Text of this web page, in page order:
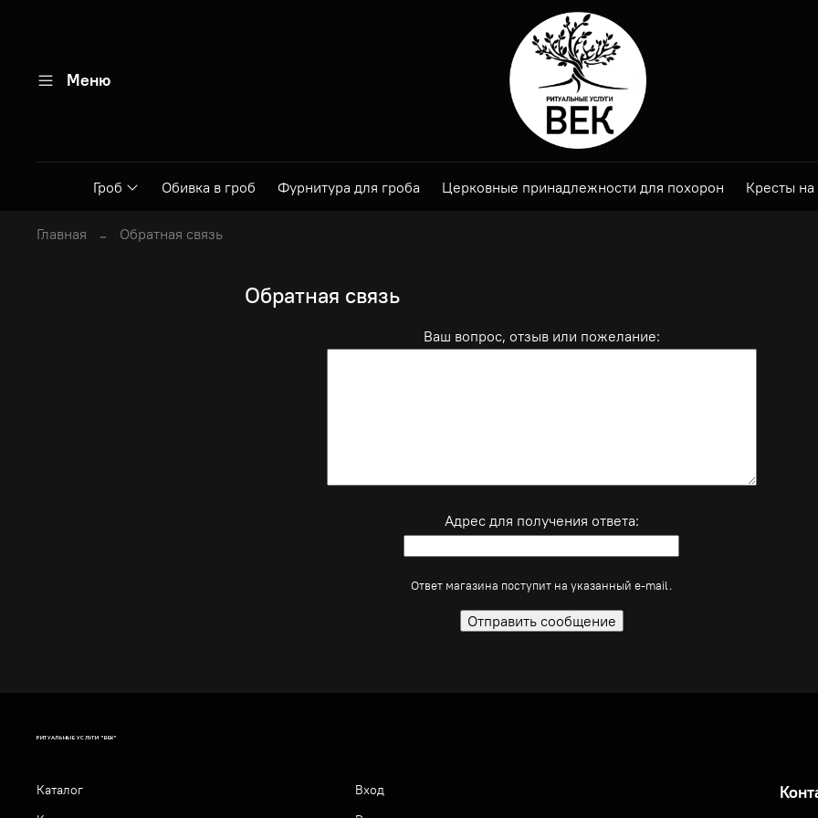
Меню
Гроб Обивка в гроб Фурнитура для гроба Церковные принадлежности для похорон Кресты
Главная Обратная связь
Обратная связь
Ваш вопрос, отзыв или пожелание:
Адрес для получения ответа:
Ответ магазина поступит на указанный e-mail.
РИТУАЛЬНЫЕ УСЛУГИ "ВЕК"
Каталог
Вход